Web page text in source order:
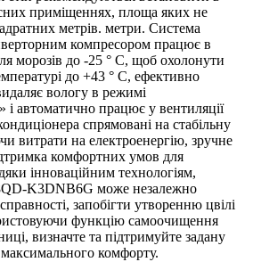
приміщеннях, площа яких не
метрів. метри. Система
компресором працює в
морозів до -25 ° C, щоб охолонути
до +43 ° C, ефективно
вологу в режимі
і автоматично працює у вентиляції
спрямовані на стабільну
витрати на електроенергію, зручне
комфортних умов для
інноваційним технологіям,
K3DNB6G може незалежно
запобігти утворенню цвілі
функцію самоочищення
визначте та підтримуйте задану
комфорту.